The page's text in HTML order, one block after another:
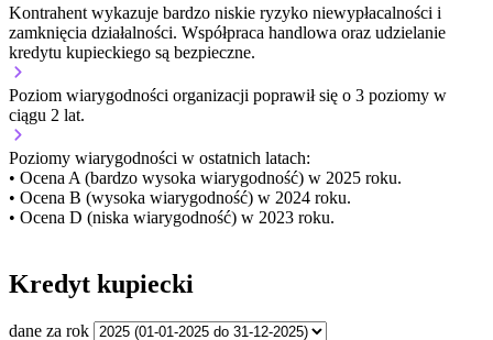
Kontrahent wykazuje bardzo niskie ryzyko niewypłacalności i
zamknięcia działalności. Współpraca handlowa oraz udzielanie
kredytu kupieckiego są bezpieczne.
Poziom wiarygodności organizacji poprawił się o 3 poziomy w
ciągu 2 lat.
Poziomy wiarygodności w ostatnich latach:
• Ocena A (bardzo wysoka wiarygodność) w 2025 roku.
• Ocena B (wysoka wiarygodność) w 2024 roku.
• Ocena D (niska wiarygodność) w 2023 roku.
Kredyt kupiecki
dane za rok